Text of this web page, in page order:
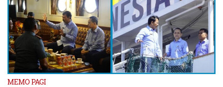
MEMO PAGI